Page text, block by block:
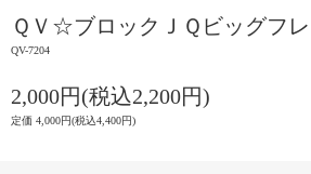
ＱＶ☆ブロックＪＱビッグフレ
QV-7204
2,000円(税込2,200円)
定価 4,000円(税込4,400円)